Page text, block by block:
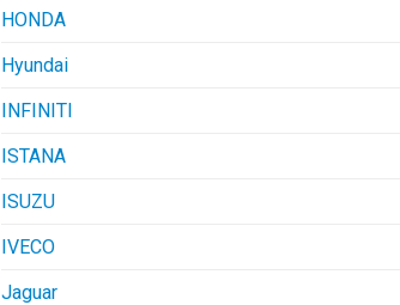
HONDA
Hyundai
INFINITI
ISTANA
ISUZU
IVECO
Jaguar